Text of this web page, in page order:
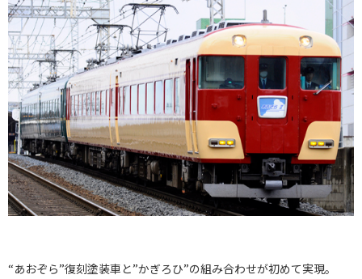
“あおぞら”復刻塗装車と”かぎろひ”の組み合わせが初めて実現。